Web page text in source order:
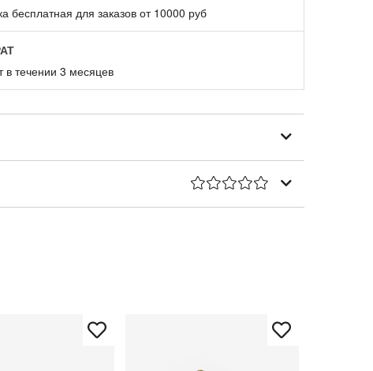
бесплатная для заказов от 10000 руб
в течении 3 месяцев